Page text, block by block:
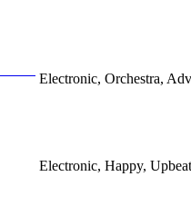
Electronic, Orchestra,
Electronic, Happy, Upbeat